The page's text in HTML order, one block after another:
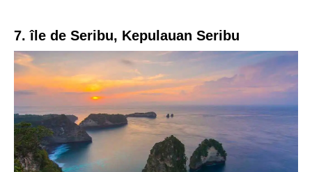
7. île de Seribu, Kepulauan Seribu